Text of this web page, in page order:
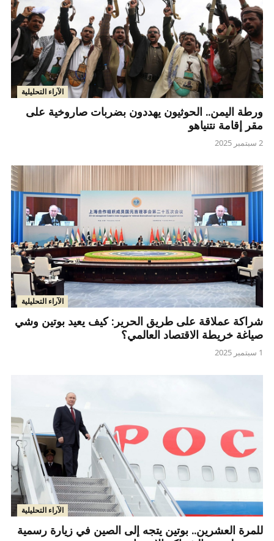
الآراء التحليلية
ورطة اليمن.. الحوثيون يهددون بضربات صاروخية على
مقر إقامة نتنياهو
2 سبتمبر 2025
الآراء التحليلية
شراكة عملاقة على طريق الحرير: كيف يعيد بوتين وشي
صياغة خريطة الاقتصاد العالمي؟
1 سبتمبر 2025
الآراء التحليلية
للمرة العشرين.. بوتين يتجه إلى الصين في زيارة رسمية